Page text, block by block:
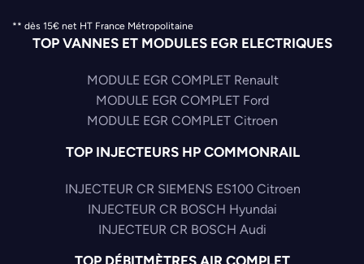
** dès 15€ net HT France Métropolitaine
TOP VANNES ET MODULES EGR ELECTRIQUES
MODULE EGR COMPLET Renault
MODULE EGR COMPLET Ford
MODULE EGR COMPLET Citroen
TOP INJECTEURS HP COMMONRAIL
INJECTEUR CR SIEMENS ES100 Citroen
INJECTEUR CR BOSCH Hyundai
INJECTEUR CR BOSCH Audi
TOP DÉBITMÈTRES AIR COMPLET